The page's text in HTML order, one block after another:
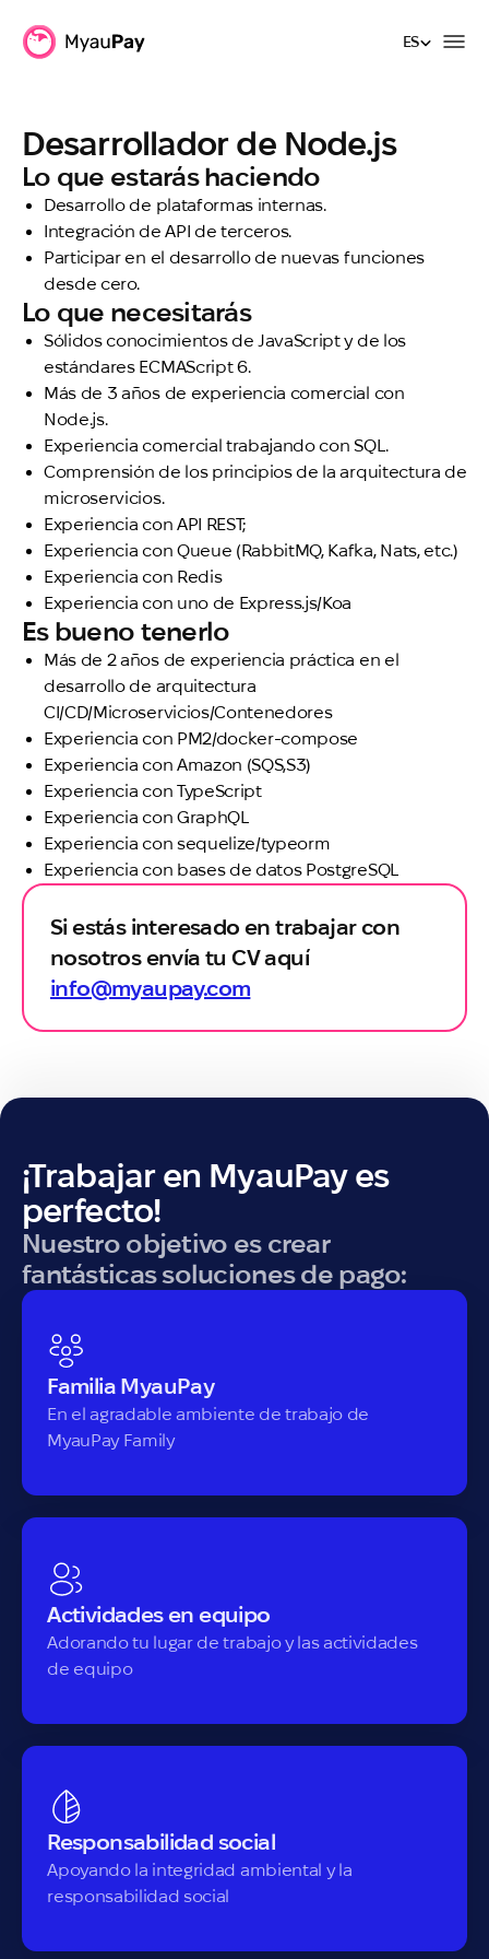
ES
Desarrollador de Node.js
Lo que estarás haciendo
Desarrollo de plataformas internas.
Integración de API de terceros.
Participar en el desarrollo de nuevas funciones
desde cero.
Lo que necesitarás
Sólidos conocimientos de JavaScript y de los
estándares ECMAScript 6.
Más de 3 años de experiencia comercial con
Node.js.
Experiencia comercial trabajando con SQL.
Comprensión de los principios de la arquitectura de
microservicios.
Experiencia con API REST;
Experiencia con Queue (RabbitMQ, Kafka, Nats, etc.)
Experiencia con Redis
Experiencia con uno de Express.js/Koa
Es bueno tenerlo
Más de 2 años de experiencia práctica en el
desarrollo de arquitectura
CI/CD/Microservicios/Contenedores
Experiencia con PM2/docker-compose
Experiencia con Amazon (SQS,S3)
Experiencia con TypeScript
Experiencia con GraphQL
Experiencia con sequelize/typeorm
Experiencia con bases de datos PostgreSQL
Si estás interesado en trabajar con
nosotros envía tu CV aquí
info@myaupay.com
¡Trabajar en MyauPay es
perfecto!
Nuestro objetivo es crear
fantásticas soluciones de pago:
Familia MyauPay
En el agradable ambiente de trabajo de
MyauPay Family
Actividades en equipo
Adorando tu lugar de trabajo y las actividades
de equipo
Responsabilidad social
Apoyando la integridad ambiental y la
responsabilidad social